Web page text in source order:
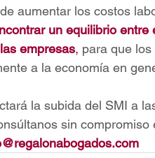
aumentar los costos
un equilibrio
empresas, para que
a la economía en
la subida del SMI a
sin compromiso